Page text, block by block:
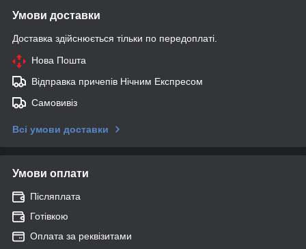
Умови доставки
Доставка здійснюється тільки по передоплаті.
Нова Пошта
Відправка причепів Нічним Експресом
Самовивіз
Всі умови доставки
Умови оплати
Післяплата
Готівкою
Оплата за реквізитами